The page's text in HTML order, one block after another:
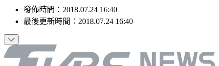
最後更新時間：2018.07.24 16:40